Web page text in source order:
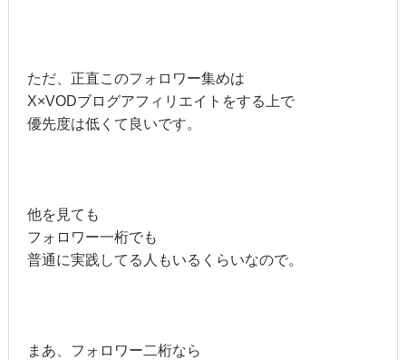
ただ、正直このフォロワー集めは
X×VODブログアフィリエイトをする上で
優先度は低くて良いです。
他を見ても
フォロワー一桁でも
普通に実践してる人もいるくらいなので。
まあ、フォロワー二桁なら